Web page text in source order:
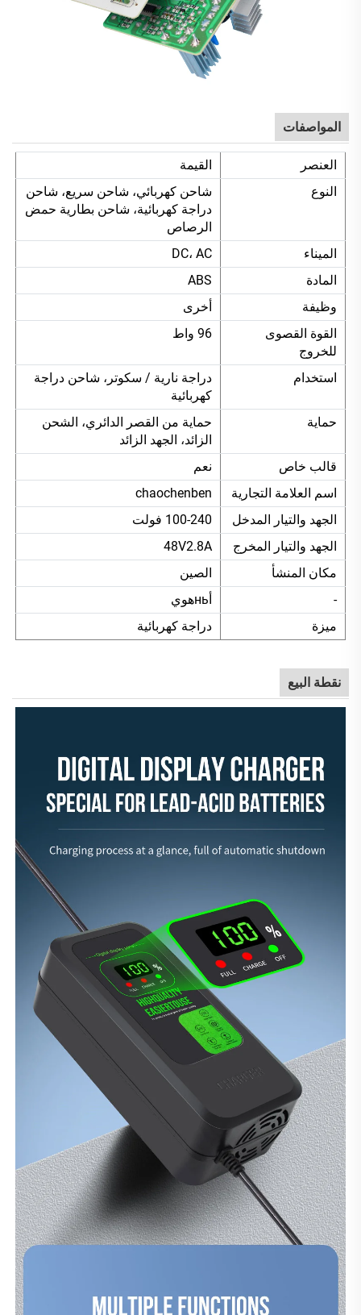
المواصفات
العنصر
القيمة
النوع
شاحن كهربائي، شاحن سريع، شاحن
دراجة كهربائية، شاحن بطارية حمض
الرصاص
الميناء
DC، AC
المادة
ABS
وظيفة
أخرى
القوة القصوى
للخروج
96 واط
استخدام
دراجة نارية / سكوتر، شاحن دراجة
كهربائية
حماية
حماية من القصر الدائري، الشحن
الزائد، الجهد الزائد
قالب خاص
نعم
اسم العلامة التجارية
chaochenben
الجهد والتيار المدخل
100-240 فولت
الجهد والتيار المخرج
48V2.8A
مكان المنشأ
الصين
-
أньهوي
ميزة
دراجة كهربائية
نقطة البيع